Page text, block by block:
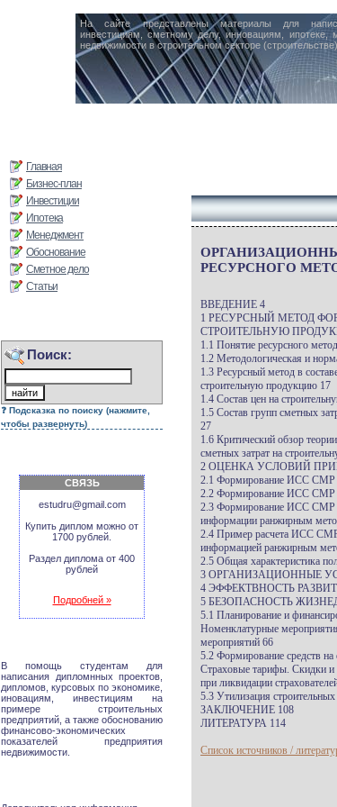
На сайте представлены материалы для
инвестициям, сметному делу, инновациям, ипотеке,
недвижимости в строительном секторе
Главная
Бизнес-план
Инвестиции
Ипотека
Менеджмент
Обоснование
Сметное дело
Статьи
Поиск:
Подсказка по поиску (нажмите,
чтобы развернуть)
СВЯЗЬ
estudru@gmail.com
Купить диплом можно от
1700 рублей.
Раздел диплома от 400
рублей
Подробней »
В помощь студентам для
написания дипломнных проектов,
дипломов, курсовых по экономике,
иновациям, инвестициям на
примере строительных
предприятий, а также обоснованию
финансово-экономических
показателей предприятия
недвижимости.
РЕСУРСНОГО
ВВЕДЕНИЕ 4
1 РЕСУРСНЫЙ МЕТОД
СТРОИТЕЛЬНУЮ
1.1 Понятие ресурсного
1.2 Методологическая и
1.3 Ресурсный метод в
строительную продукцию 17
1.4 Состав цен на
1.5 Состав групп сметных
27
1.6 Критический обзор
сметных затрат на
2 ОЦЕНКА УСЛОВИЙ
2.1 Формирование ИСС СМР
2.2 Формирование ИСС СМР
2.3 Формирование ИСС СМР
информации ранжирным
2.4 Пример расчета ИСС СМР
информацией ранжирным
2.5 Общая характеристика
3 ОРГАНИЗАЦИОННЫЕ
4 ЭФФЕКТВНОСТЬ
5 БЕЗОПАСНОСТЬ
5.1 Планирование и
Номенклатурные
мероприятий 66
5.2 Формирование средств на
Страховые тарифы. Скидки и
при ликвидации
5.3 Утилизация
ЗАКЛЮЧЕНИЕ 108
ЛИТЕРАТУРА 114
Список источников /